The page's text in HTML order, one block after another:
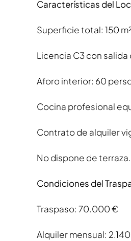
Características del
Superficie total: 150
Licencia C3 con
Aforo interior: 60
Cocina profesional
Contrato de alquiler
No dispone de terraza.
Condiciones del
Traspaso: 70.000 €
Alquiler mensual: